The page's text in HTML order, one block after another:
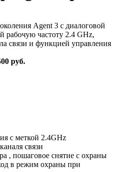
Agent 3 с диалоговой
рабочую частоту 2.4 GHz,
связи и функцией управления
руб.
с меткой 2.4GHz
связи
, пошаговое снятие с охраны
в режим охраны при